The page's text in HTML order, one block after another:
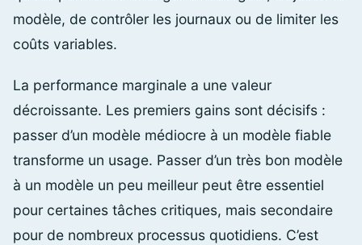
modèle, de contrôler les journaux ou de limiter les
coûts variables.
La performance marginale a une valeur
décroissante. Les premiers gains sont décisifs :
passer d’un modèle médiocre à un modèle fiable
transforme un usage. Passer d’un très bon modèle
à un modèle un peu meilleur peut être essentiel
pour certaines tâches critiques, mais secondaire
pour de nombreux processus quotidiens. C’est